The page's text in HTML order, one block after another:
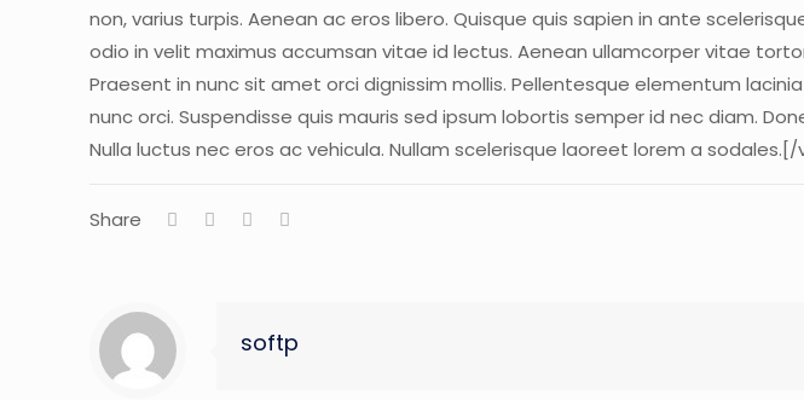
non, varius turpis. Aenean ac eros libero. Quisque quis sapien in ante
odio in velit maximus accumsan vitae id lectus. Aenean ullamcorper vitae
Praesent in nunc sit amet orci dignissim mollis. Pellentesque elementum
nunc orci. Suspendisse quis mauris sed ipsum lobortis semper id nec diam.
Nulla luctus nec eros ac vehicula. Nullam scelerisque laoreet lorem a
Share
softp